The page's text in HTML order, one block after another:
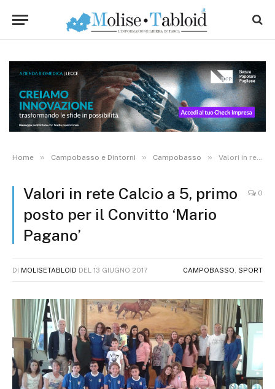
Home » Campobasso e Dintorni » Campobasso » Valori in rete Calcio a 5, primo posto per il Convitto ‘Mario Pagano’
Valori in rete Calcio a 5, primo
posto per il Convitto ‘Mario
Pagano’
0
DI MOLISETABLOID DEL 13 GIUGNO 2017 CAMPOBASSO SPORT